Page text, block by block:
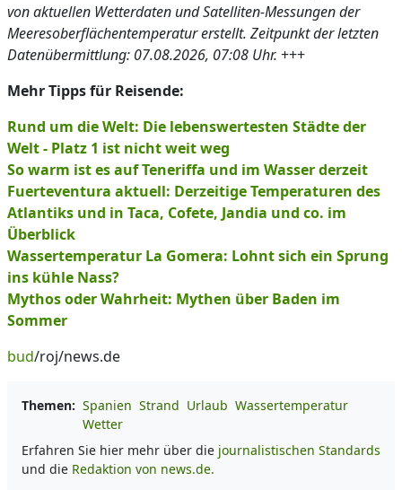
von aktuellen Wetterdaten und Satelliten-Messungen der
Meeresoberflächentemperatur erstellt. Zeitpunkt der letzten
Datenübermittlung: 07.08.2026, 07:08 Uhr. +++
Mehr Tipps für Reisende:
Rund um die Welt: Die lebenswertesten Städte der
Welt - Platz 1 ist nicht weit weg
So warm ist es auf Teneriffa und im Wasser derzeit
Fuerteventura aktuell: Derzeitige Temperaturen des
Atlantiks und in Taca, Cofete, Jandia und co. im
Überblick
Wassertemperatur La Gomera: Lohnt sich ein Sprung
ins kühle Nass?
Mythos oder Wahrheit: Mythen über Baden im
Sommer
bud/roj/news.de
Themen: Spanien Strand Urlaub Wassertemperatur
Wetter
Erfahren Sie hier mehr über die journalistischen Standards
und die Redaktion von news.de.